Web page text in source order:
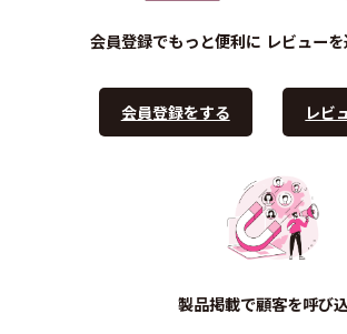
会員登録でもっと便利に
会員登録をする
レビュー
レビ
製品掲載で顧客を呼び